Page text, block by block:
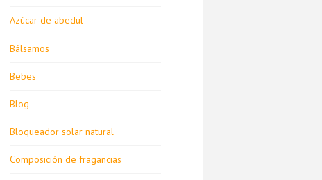
Azúcar de abedul
Bálsamos
Bebes
Blog
Bloqueador solar natural
Composición de fragancias